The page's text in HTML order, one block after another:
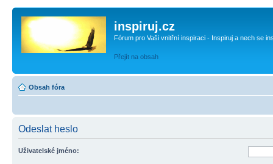
inspiruj.cz
Fórum pro Vaši vnitřní inspiraci - Inspiruj a nech se
Přejít na obsah
Obsah fóra
Odeslat heslo
Uživatelské jméno: